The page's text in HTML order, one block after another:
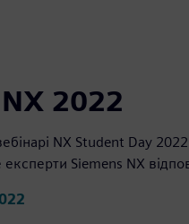
2022
NX Student Day
експерти Siemens NX